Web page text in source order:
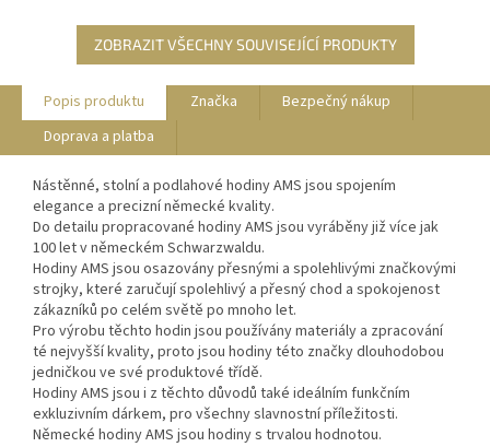
ZOBRAZIT VŠECHNY SOUVISEJÍCÍ PRODUKTY
Popis produktu Značka
Bezpečný nákup
Doprava a platba
Nástěnné, stolní a podlahové hodiny AMS jsou spojením
elegance a precizní německé kvality.
Do detailu propracované hodiny AMS jsou vyráběny již více jak
100 let v německém Schwarzwaldu.
Hodiny AMS jsou osazovány přesnými a spolehlivými značkovými
strojky, které zaručují spolehlivý a přesný chod a spokojenost
zákazníků po celém světě po mnoho let.
Pro výrobu těchto hodin jsou používány materiály a zpracování
té nejvyšší kvality, proto jsou hodiny této značky dlouhodobou
jedničkou ve své produktové třídě.
Hodiny AMS jsou i z těchto důvodů také ideálním funkčním
exkluzivním dárkem, pro všechny slavnostní příležitosti.
Německé hodiny AMS jsou hodiny s trvalou hodnotou.